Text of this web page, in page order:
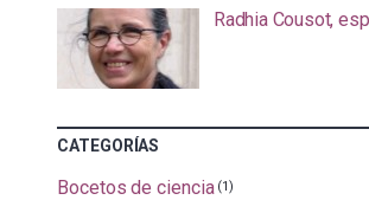
Radhia Cousot,
CATEGORÍAS
Bocetos de ciencia (1)